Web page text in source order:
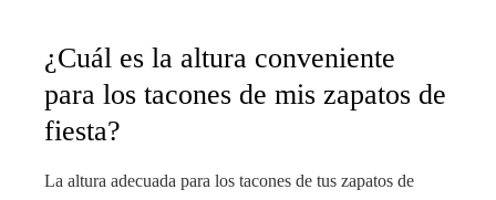
¿Cuál es la altura conveniente
para los tacones de mis zapatos de
fiesta?
La altura adecuada para los tacones de tus zapatos de